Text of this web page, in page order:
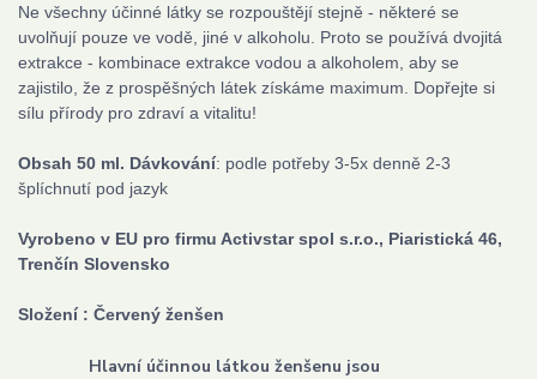
Ne všechny účinné látky se rozpouštějí stejně - některé se
uvolňují pouze ve vodě, jiné v alkoholu. Proto se používá dvojitá
extrakce - kombinace extrakce vodou a alkoholem, aby se
zajistilo, že z prospěšných látek získáme maximum. Dopřejte si
sílu přírody pro zdraví a vitalitu!
Obsah 50 ml. Dávkování: podle potřeby 3-5x denně 2-3
šplíchnutí pod jazyk
Vyrobeno v EU pro firmu Activstar spol s.r.o., Piaristická 46,
Trenčín Slovensko
Složení : Červený ženšen
Hlavní účinnou látkou ženšenu jsou